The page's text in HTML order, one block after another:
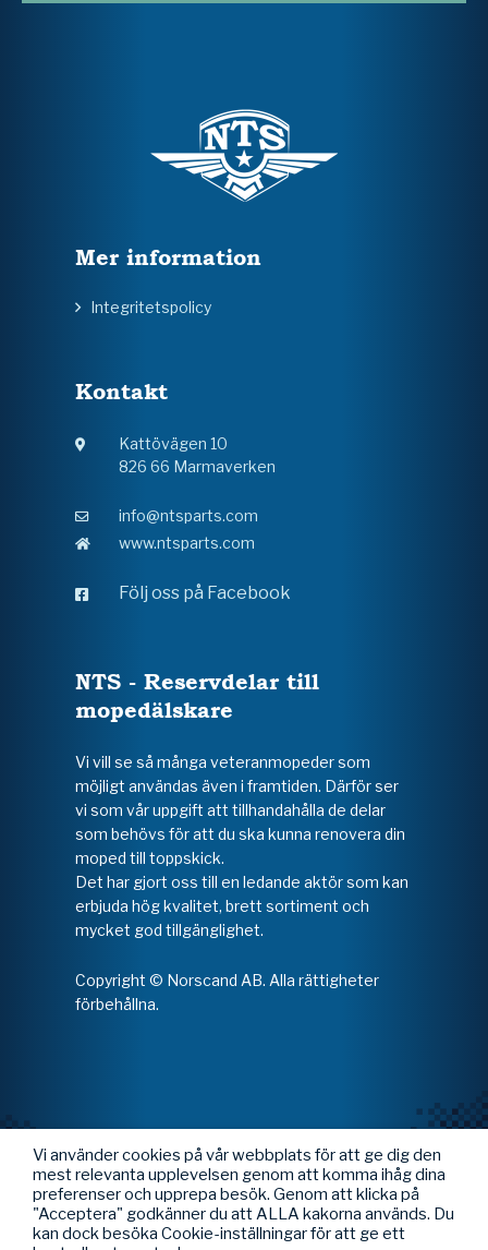
Mer information
Integritetspolicy
Kontakt
Kattövägen 10
826 66 Marmaverken
info@ntsparts.com
www.ntsparts.com
Följ oss på Facebook
NTS - Reservdelar till
mopedälskare
Vi vill se så många veteranmopeder som
möjligt användas även i framtiden. Därför ser
vi som vår uppgift att tillhandahålla de delar
som behövs för att du ska kunna renovera din
moped till toppskick.
Det har gjort oss till en ledande aktör som kan
erbjuda hög kvalitet, brett sortiment och
mycket god tillgänglighet.
Copyright © Norscand AB. Alla rättigheter
förbehållna.
Vi använder cookies på vår webbplats för att ge dig den
mest relevanta upplevelsen genom att komma ihåg dina
preferenser och upprepa besök. Genom att klicka på
"Acceptera" godkänner du att ALLA kakorna används. Du
kan dock besöka Cookie-inställningar för att ge ett